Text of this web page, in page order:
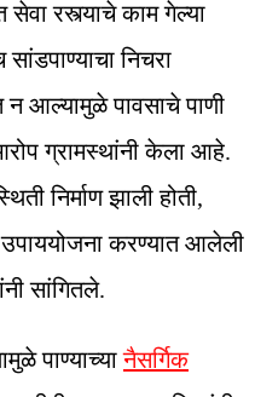
सेवा रस्त्याचे काम गेल्या
निचरा
न आल्यामुळे पावसाचे पाणी
ग्रामस्थांनी केला आहे.
निर्माण झाली होती,
उपाययोजना करण्यात आलेली
सांगितले.
पाण्याच्यानैसर्गिक